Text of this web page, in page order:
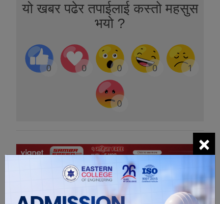
यो खबर पढेर तपाईलाई कस्तो महसुस
भयो ?
0 0 0 0 1
0
×